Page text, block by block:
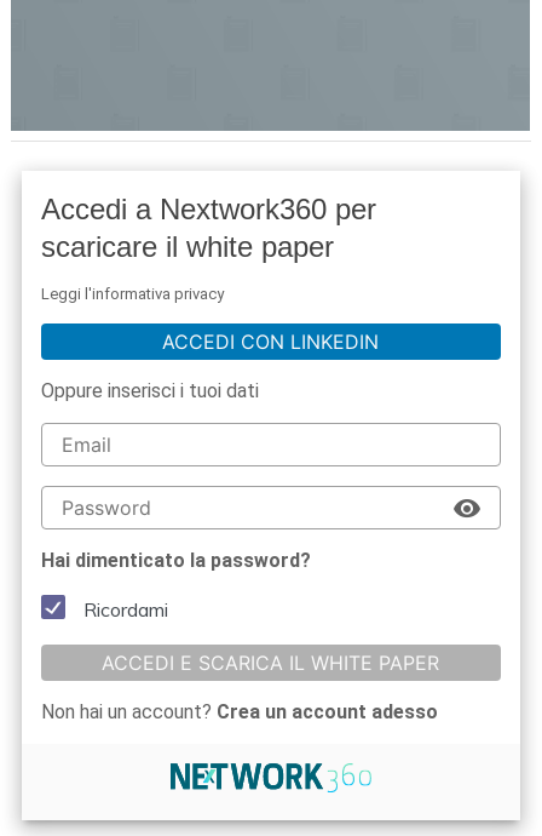
Accedi a Nextwork360 per
scaricare il white paper
Leggi l'informativa privacy
ACCEDI CON LINKEDIN
Oppure inserisci i tuoi dati
Hai dimenticato la password?
Ricordami
ACCEDI E SCARICA IL WHITE PAPER
Non hai un account? Crea un account adesso